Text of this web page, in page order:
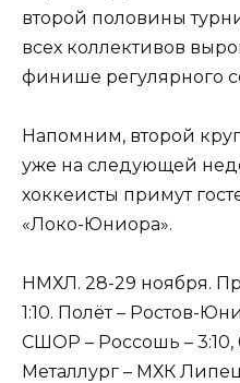
второй половины
всех коллективов
финише регулярного
Напомним, второй
уже на следующей
хоккеисты примут
«Локо-Юниора».
НМХЛ. 28-29 ноября.
1:10. Полёт – Ростов-
СШОР – Россошь – 3:10,
Металлург – МХК